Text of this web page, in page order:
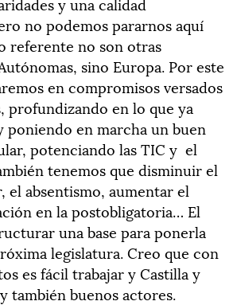
no podemos pararnos aquí
referente no son otras
sino Europa. Por este
en compromisos versados
profundizando en lo que ya
poniendo en marcha un buen
potenciando las TIC y el
tenemos que disminuir el
el absentismo, aumentar el
en la postobligatoria… El
una base para ponerla
legislatura. Creo que con
es fácil trabajar y Castilla y
también buenos actores.